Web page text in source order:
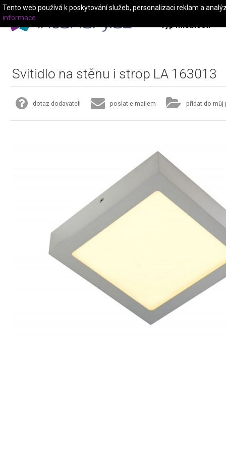
Typ místnosti
Svítidlo na stěnu i strop LA 163013
dotaz dodavateli poslat e-mailem přidat do můj
Tento web používá k poskytování služeb, personalizaci reklam a
informace